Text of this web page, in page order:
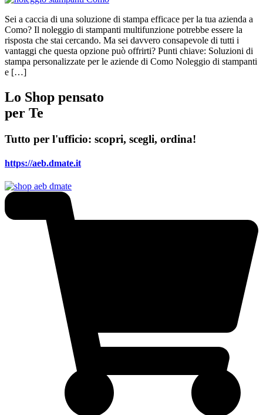
Sei a caccia di una soluzione di stampa efficace per la tua azienda a
Como? Il noleggio di stampanti multifunzione potrebbe essere la
risposta che stai cercando. Ma sei davvero consapevole di tutti i
vantaggi che questa opzione può offrirti? Punti chiave: Soluzioni di
stampa personalizzate per le aziende di Como Noleggio di stampanti
e […]
Lo Shop pensato
per Te
Tutto per l'ufficio: scopri, scegli, ordina!
https://aeb.dmate.it